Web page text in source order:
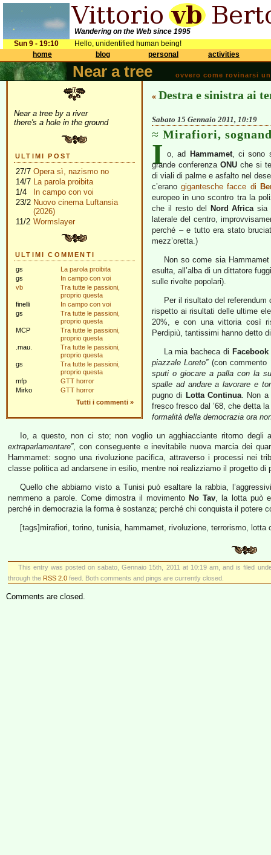
Wandering on the Web since 1995
Sun 9 - 19:10
Hello, unidentified human being!
home
blog personal activities
Near a tree ovvero come rovinarsi
Near a tree by a river
there's a hole in the ground
ULTIMI POST
27/7 Opera sì, nazismo no
14/7 La parola proibita
1/4
In campo con voi
23/2 Nuovo cinema Luftansia
(2026)
11/2 Wormslayer
ULTIMI COMMENTI
gs
La parola proibita
gs
In campo con voi
vb
Tra tutte le passioni,
proprio questa
finelli
In campo con voi
gs
Tra tutte le passioni,
proprio questa
MCP
Tra tutte le passioni,
proprio questa
.mau.
Tra tutte le passioni,
proprio questa
gs
Tra tutte le passioni,
proprio questa
mfp
GTT horror
Mirko
GTT horror
Tutti i commenti »
« Destra e sinistra ai
Sabato 15 Gennaio 2011, 10:19
Mirafiori,
I o, ad Hammamet, ci sono
grande conferenza ONUche si
di viali di palme e asfalto nel
c’eranogigantesche facce di
europeo in uno scontro tra la
che il resto del
Nord Africasia
laterale del centro,
perché – e tutto era stato
mezz’oretta.)
Non so come sia
esulta, all’alba di un dittatore
sulle rivolte popolari).
Per il risultato del referendum
rispetto ai risultati delle ultime
20%, e con una vittoria così
Perdipiù, tantissimi hanno detto
La mia bacheca di Facebook
piazzale Loreto”(con commento
sputi o giocare a palla con la
spalle ad andare a lavorare e
pugno di Lotta Continua. Non a
fresco fresco dal ’68, che detta
formalità della democrazia ora
Io, a questo, non ci sto; non voglio un agghiacciante ritorno degli
extraparlamentare”, con conseguente e inevitabile nuova marcia dei
Hammamet: sogno una rivoluzione pacifica, attraverso i processi nei
classe politica ad andarsene in esilio, mentre noi realizziamo il progetto
Quello che abbiamo visto a Tunisi può esaltare la rabbia,
nemmeno a parole. Come dimostra il movimento No Tav, la lotta può
perché in democrazia la forma è sostanza; perché chi conquista il potere
[tags]mirafiori, torino, tunisia, hammamet, rivoluzione, terrorismo,
This entry was posted on sabato, Gennaio 15th, 2011 at 10:19 am, and is filed
through the RSS 2.0 feed. Both comments and pings are currently closed.
Comments are closed.